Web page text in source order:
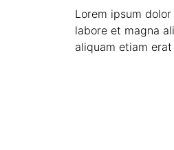
Lorem ipsum
labore et magna
aliquam etiam